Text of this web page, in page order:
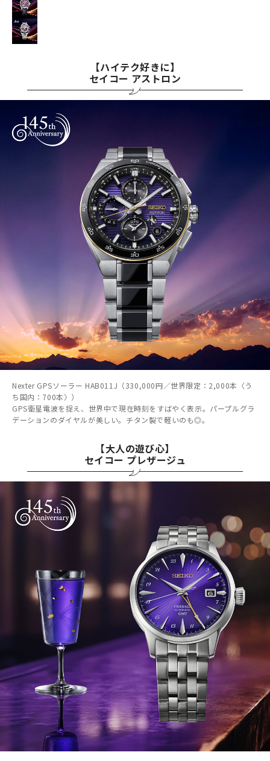
【ハイテク好きに】
セイコー アストロン
Nexter GPSソーラー HAB011J（330,000円／世界限定：2,000本〈う
ち国内：700本〉）
GPS衛星電波を捉え、世界中で現在時刻をすばやく表示。パープルグラ
デーションのダイヤルが美しい。チタン製で軽いのも◎。
【大人の遊び心】
セイコー プレザージュ